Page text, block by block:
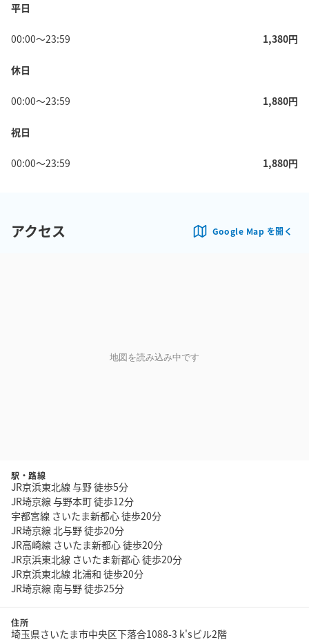
平日
00:00〜23:59 1,380円
休日
00:00〜23:59 1,880円
祝日
00:00〜23:59 1,880円
アクセス Google Map を開く
地図を読み込み中です
駅・路線
JR京浜東北線 与野 徒歩5分
JR埼京線 与野本町 徒歩12分
宇都宮線 さいたま新都心 徒歩20分
JR埼京線 北与野 徒歩20分
JR高崎線 さいたま新都心 徒歩20分
JR京浜東北線 さいたま新都心 徒歩20分
JR京浜東北線 北浦和 徒歩20分
JR埼京線 南与野 徒歩25分
住所
埼玉県さいたま市中央区下落合1088-3 k'sビル2階